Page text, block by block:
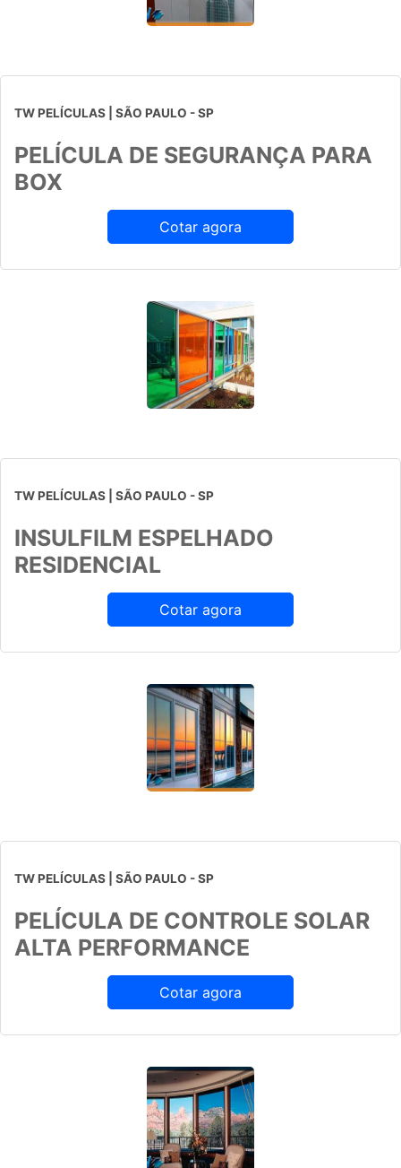
TW PELÍCULAS | SÃO PAULO - SP
PELÍCULA DE SEGURANÇA PARA
BOX
Cotar agora
TW PELÍCULAS | SÃO PAULO - SP
INSULFILM ESPELHADO
RESIDENCIAL
Cotar agora
TW PELÍCULAS | SÃO PAULO - SP
PELÍCULA DE CONTROLE SOLAR
ALTA PERFORMANCE
Cotar agora